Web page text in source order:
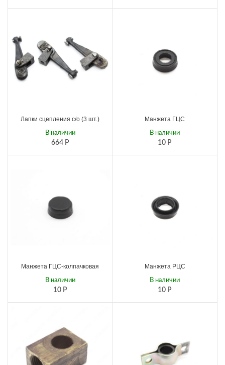
Лапки сцепления с/о (3 шт.)
664 Р
В наличии
Манжета ГЦС
10 Р
В наличии
Манжета ГЦС-колпачковая
10 Р
В наличии
Манжета РЦС
10 Р
В наличии